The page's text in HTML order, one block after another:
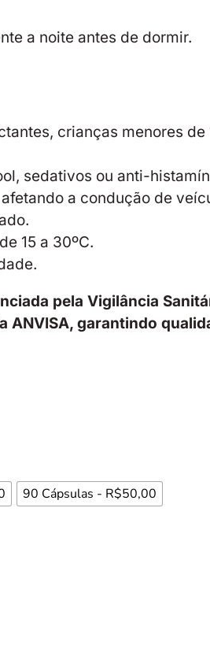
a noite antes de dormir.
crianças menores
sedativos ou anti-
a condução de
15 a 30ºC.
pela Vigilância
ANVISA, garantindo
90 Cápsulas - R$50,00